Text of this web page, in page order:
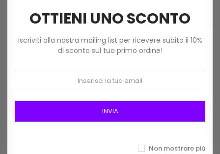
Filato Acrilico Knitty 6 Dmc
(100 Gr) Colore 961 Bianco
Filato Acrilico Knitty 6 Dmc
(100 Gr) Colore 698 Rosso
OTTIENI UNO SCONTO
Iscriviti alla nostra mailing list per ricevere subito il 10%
di sconto sul tuo primo ordine!
INVIA
Non mostrare più